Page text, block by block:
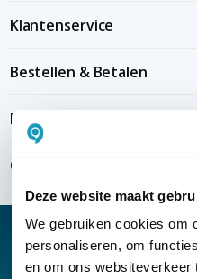
Deze website maakt
We gebruiken cookies om
personaliseren, om
en om ons websiteverkeer
Klantenservice
Bestellen & Betalen
Bezorgen & installeren
Over KommaGo